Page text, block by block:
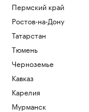
Пермский край
Ростов-на-Дону
Татарстан
Тюмень
Черноземье
Кавказ
Карелия
Мурманск